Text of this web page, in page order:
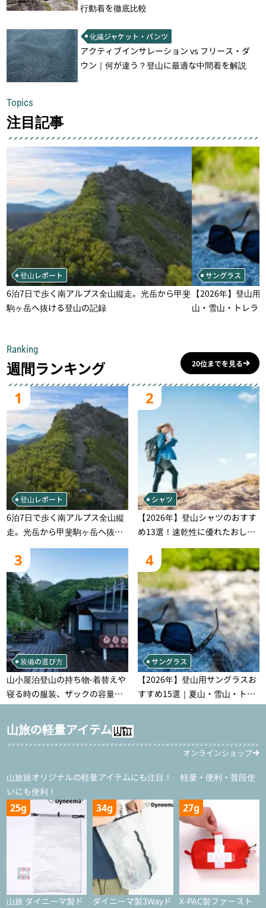
行動着を徹底比較
化繊ジャケット・パンツ
アクティブインサレーション vs フリース・ダ
ウン｜何が違う？登山に最適な中間着を解説
Topics
注目記事
登山レポート
6泊7日で歩く南アルプス全山縦走。光岳から甲斐
駒ヶ岳へ抜ける登山の記録
サングラス
【2026年】登山
山・雪山・トレラ
Ranking
週間ランキング 20位までを見る
1
登山レポート
6泊7日で歩く南アルプス全山縦
走。光岳から甲斐駒ヶ岳へ抜け
る登山の記録
2
シャツ
【2026年】登山シャツのおすす
め13選！速乾性に優れたおしゃ
れなモデルを徹底紹介！
3
装備の選び方
山小屋泊登山の持ち物‐着替えや
寝る時の服装、ザックの容量な
どを徹底紹介！1泊2日、2泊3日
用のリスト付き
4
サングラス
【2026年】登山用サングラスお
すすめ15選｜夏山・雪山・トレ
ラン別、シーンで選ぶ失敗しな
山旅の軽量アイテム
オンラインショップ
山旅旅オリジナルの軽量アイテムにも注目！ 軽量・便利・普段使
いにも便利！
25g
山旅 ダイニーマ製ド
34g
ダイニーマ製3Wayド
27g
X-PAC製ファースト